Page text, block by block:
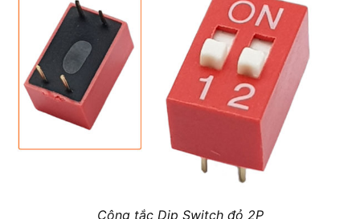
Công tắc Dip Switch đỏ 2P